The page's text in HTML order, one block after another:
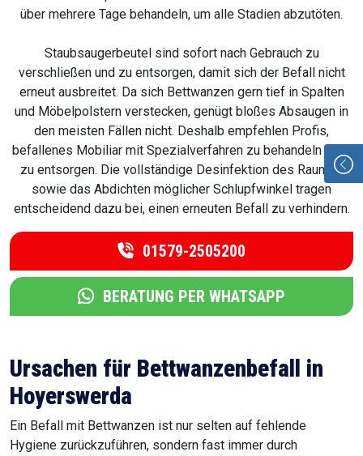
über mehrere Tage behandeln, um alle Stadien abzutöten.
Staubsaugerbeutel sind sofort nach Gebrauch zu
verschließen und zu entsorgen, damit sich der Befall nicht
erneut ausbreitet. Da sich Bettwanzen gern tief in Spalten
und Möbelpolstern verstecken, genügt bloßes Absaugen in
den meisten Fällen nicht. Deshalb empfehlen Profis,
befallenes Mobiliar mit Spezialverfahren zu behandeln oder
zu entsorgen. Die vollständige Desinfektion des Raumes
sowie das Abdichten möglicher Schlupfwinkel tragen
entscheidend dazu bei, einen erneuten Befall zu verhindern.
01579-2505200
BERATUNG PER WHATSAPP
Ursachen für Bettwanzenbefall in
Hoyerswerda
Ein Befall mit Bettwanzen ist nur selten auf fehlende
Hygiene zurückzuführen, sondern fast immer durch